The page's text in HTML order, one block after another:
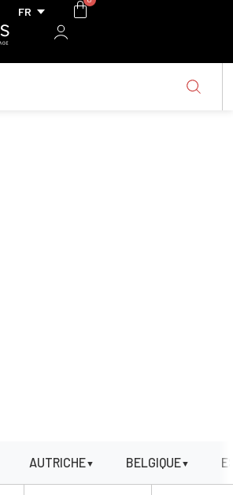
AUTRICHE▼ BELGIQUE▼